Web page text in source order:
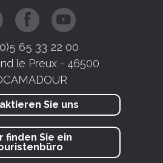
65 33 22 00
le Preux - 46500
Sie uns
finden Sie ein